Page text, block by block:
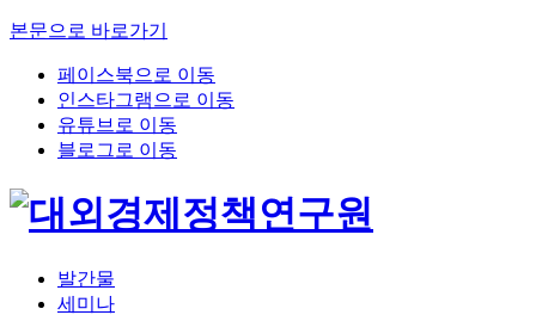
본문으로 바로가기
페이스북으로 이동
인스타그램으로 이동
유튜브로 이동
블로그로 이동
발간물
세미나